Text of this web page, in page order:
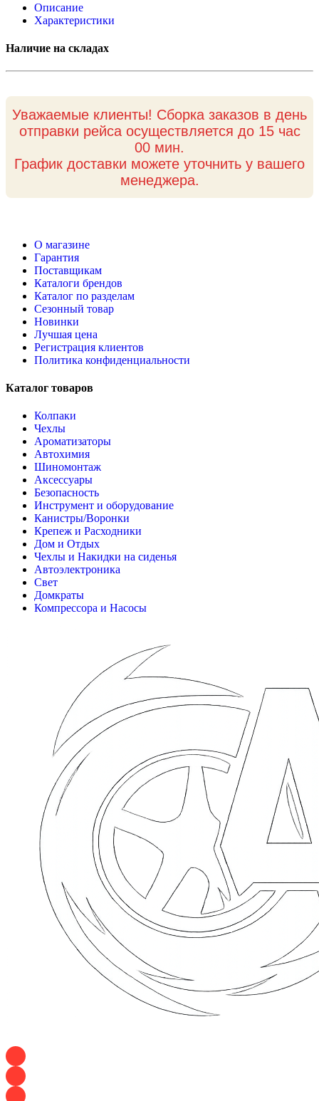
Описание
Характеристики
Наличие на складах
Уважаемые клиенты! Сборка заказов в день
отправки рейса осуществляется до 15 час
00 мин.
График доставки можете уточнить у вашего
менеджера.
О магазине
Гарантия
Поставщикам
Каталоги брендов
Каталог по разделам
Сезонный товар
Новинки
Лучшая цена
Регистрация клиентов
Политика конфиденциальности
Каталог товаров
Колпаки
Чехлы
Ароматизаторы
Автохимия
Шиномонтаж
Аксессуары
Безопасность
Инструмент и оборудование
Канистры/Воронки
Крепеж и Расходники
Дом и Отдых
Чехлы и Накидки на сиденья
Автоэлектроника
Свет
Домкраты
Компрессора и Насосы